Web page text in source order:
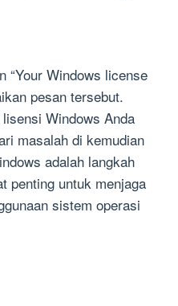
“Your Windows license
pesan tersebut.
Windows Anda
masalah di kemudian
adalah langkah
penting untuk menjaga
sistem operasi